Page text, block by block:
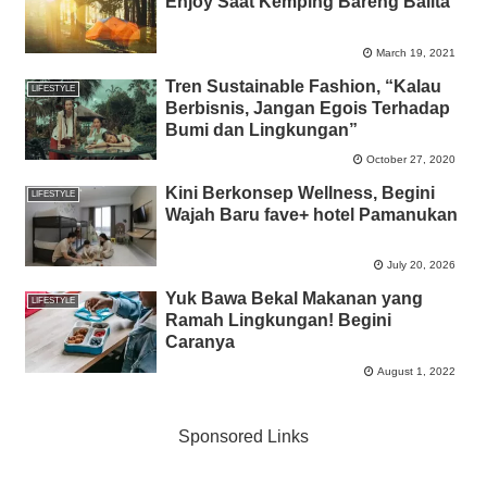
March 19, 2021
LIFESTYLE
Tren Sustainable Fashion, “Kalau
Berbisnis, Jangan Egois Terhadap
Bumi dan Lingkungan”
October 27, 2020
LIFESTYLE
Kini Berkonsep Wellness, Begini
Wajah Baru fave+ hotel Pamanukan
July 20, 2026
LIFESTYLE
Yuk Bawa Bekal Makanan yang
Ramah Lingkungan! Begini
Caranya
August 1, 2022
Sponsored Links